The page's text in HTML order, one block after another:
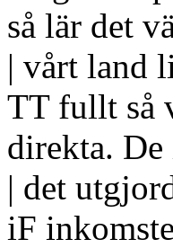
så lär det
| vårt land
TT fullt så
direkta.
| det
iF